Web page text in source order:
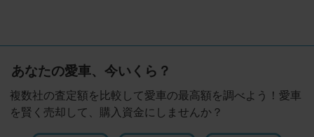
あなたの愛車、今いくら？
複数社の査定額を比較して愛車の最高額を調べよう！愛車
を賢く売却して、購入資金にしませんか？